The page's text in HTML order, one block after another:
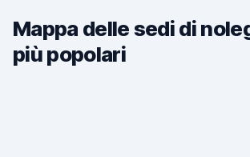
Mappa delle sedi di
più popolari